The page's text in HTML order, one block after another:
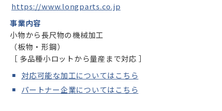
https://www.longparts.co.jp
事業内容
小物から長尺物の機械加工
（板物・形鋼）
［ 多品種小ロットから量産まで対応 ］
対応可能な加工についてはこちら
パートナー企業についてはこちら